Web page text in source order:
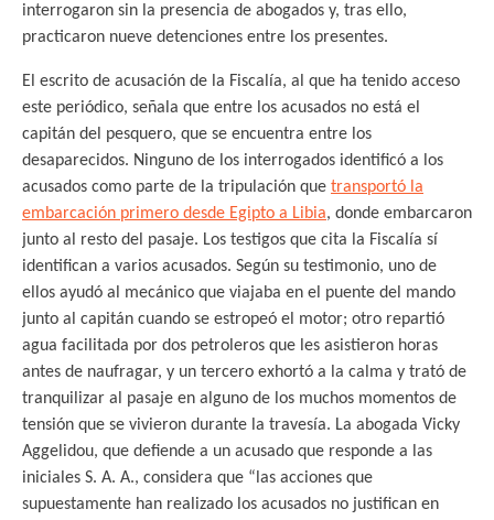
interrogaron sin la presencia de abogados y, tras ello,
practicaron nueve detenciones entre los presentes.
El escrito de acusación de la Fiscalía, al que ha tenido acceso
este periódico, señala que entre los acusados no está el
capitán del pesquero, que se encuentra entre los
desaparecidos. Ninguno de los interrogados identificó a los
acusados como parte de la tripulación que transportó la
embarcación primero desde Egipto a Libia, donde embarcaron
junto al resto del pasaje. Los testigos que cita la Fiscalía sí
identifican a varios acusados. Según su testimonio, uno de
ellos ayudó al mecánico que viajaba en el puente del mando
junto al capitán cuando se estropeó el motor; otro repartió
agua facilitada por dos petroleros que les asistieron horas
antes de naufragar, y un tercero exhortó a la calma y trató de
tranquilizar al pasaje en alguno de los muchos momentos de
tensión que se vivieron durante la travesía. La abogada Vicky
Aggelidou, que defiende a un acusado que responde a las
iniciales S. A. A., considera que “las acciones que
supuestamente han realizado los acusados no justifican en